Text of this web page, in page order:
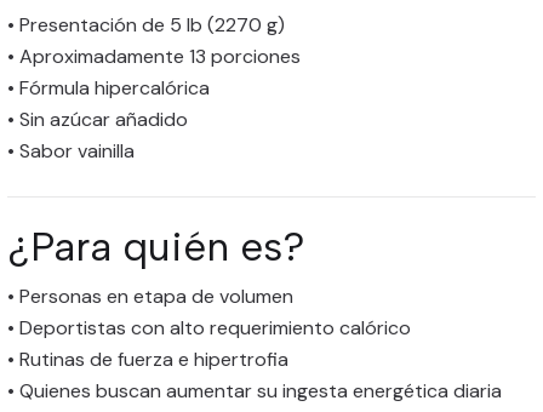
• Presentación de 5 lb (2270 g)
• Aproximadamente 13 porciones
• Fórmula hipercalórica
• Sin azúcar añadido
• Sabor vainilla
¿Para quién es?
• Personas en etapa de volumen
• Deportistas con alto requerimiento calórico
• Rutinas de fuerza e hipertrofia
• Quienes buscan aumentar su ingesta energética diaria